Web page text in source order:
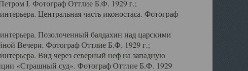
I. Фотограф Оттлие Б.Ф. 1929 г.;
Центральная часть иконостаса. Фотограф
Позолоченный балдахин над царскими
Вечери. Фотограф Оттлие Б.Ф. 1929 г.;
Вид через северный неф на западную
«Страшный суд». Фотограф Оттлие Б.Ф. 1929